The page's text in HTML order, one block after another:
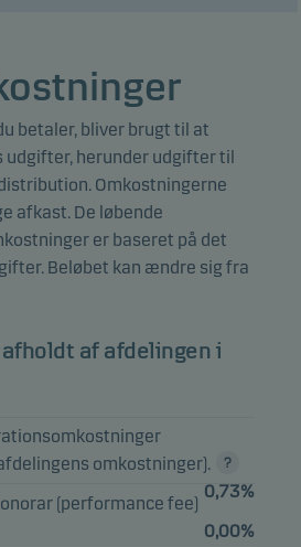
12,46% Investeringsforeninger
5,46% Investeringsforeninger
4,12% Obligationer
betaler, bliver brugt til at
herunder udgifter til
Omkostningerne
afkast. De løbende
er baseret på det
Beløbet kan ændre sig fra
af afdelingen i
omkostninger).
0,73%
(performance fee)
0,00%